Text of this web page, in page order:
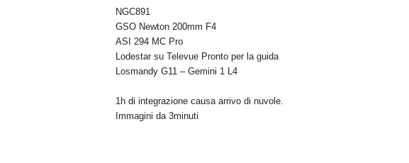
m
NGC891
GSO Newton 200mm F4
ASI 294 MC Pro
Lodestar su Televue Pronto per la guida
Losmandy G11 – Gemini 1 L4
1h di integrazione causa arrivo di nuvole.
Immagini da 3minuti